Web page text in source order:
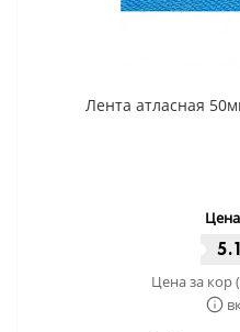
Лента атласная
Цена за кор